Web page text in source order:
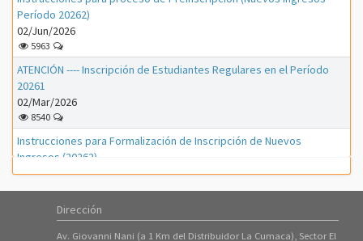
Período 20262)
02/Jun/2026
5963
ATENCIÓN ---- Inscripción de Estudiantes Regulares en el Período
20261
02/Mar/2026
8540
Instrucciones para Formalización de Inscripción de Nuevos
Ingresos (20262)
01/Mar/2026
Instrucciones para Formalización de Inscripción de Nuevos
Dirección
Av. Giovanni Nani (a 1 Km del Distribuidor La Cumaca), Sector El